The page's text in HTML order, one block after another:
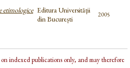
etimologice Editura Universității
din București
2005
indexed publications only, and may therefore